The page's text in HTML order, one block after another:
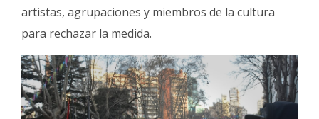
artistas, agrupaciones y miembros de la cultura
para rechazar la medida.